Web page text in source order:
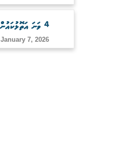
4 ވަނަ އަތޮޅުކައުންސިލްގެ 173 ވަނަ ބައްދަލުވުމުގެ ނިންމުންތައް
January 7, 2026